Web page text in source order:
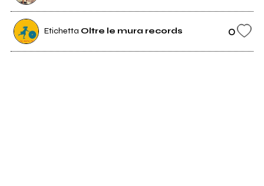
Etichetta Oltre le mura records 0